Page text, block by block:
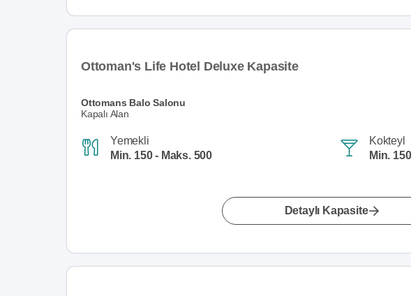
Ottoman's Life Hotel Deluxe Kapasite
Ottomans Balo Salonu
Kapalı Alan
Yemekli
Min. 150 - Maks. 500
Kokteyl
Min.
Detaylı Kapasite